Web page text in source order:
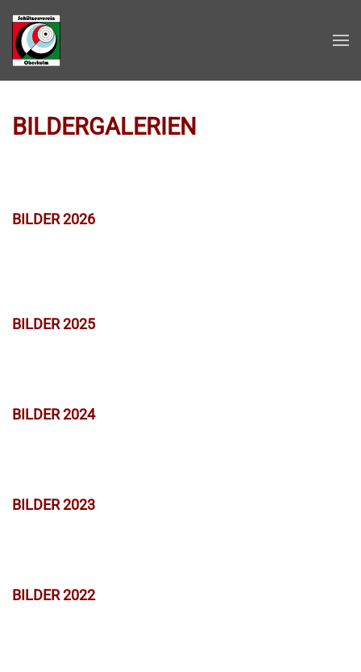
Zum Hauptinhalt springen
BILDERGALERIEN
BILDER 2026
BILDER 2025
BILDER 2024
BILDER 2023
BILDER 2022